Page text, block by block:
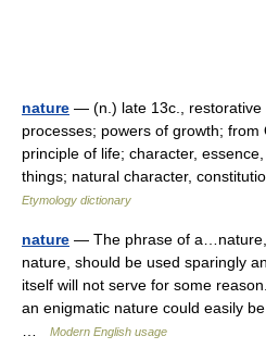
nature — (n.) late 13c., restorative
processes; powers of growth; from
principle of life; character,
things; natural character,
Etymology dictionary
nature — The phrase of
nature, should be used sparingly
itself will not serve for some
an enigmatic nature could easily
Modern English usage